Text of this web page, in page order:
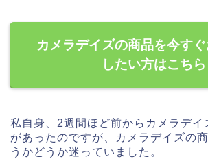
カメラデイズの商品を今す
したい方はこちら
私自身、2週間ほど前からカメラデイ
があったのですが、カメラデイズの
うかどうか迷っていました。